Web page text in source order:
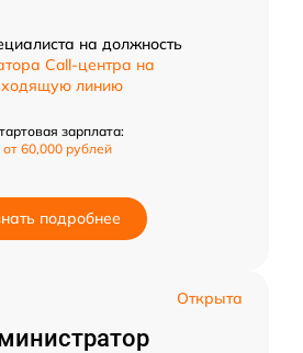
на должность
Call-центра на
линию
зарплата:
от 60,000 рублей
подробнее
Открыта